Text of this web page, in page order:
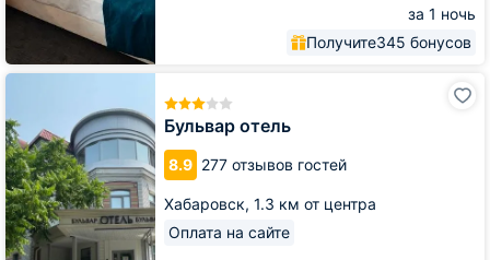
за 1 ночь
Получите345 бонусов
Бульвар отель
8.9 277 отзывов гостей
Хабаровск, 1.3 км от центра
Оплата на сайте
Бульвар